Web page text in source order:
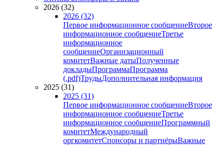
2026 (32)
2026 (32)
Первое информационное сообщениеВторое
информационное сообщениеТретье
информационное
сообщениеОрганизационный
комитетВажные датыПолученные
докладыПрограммаПрограмма
(.pdf)ТрудыДополнительная информация
2025 (31)
2025 (31)
Первое информационное сообщениеВторое
информационное сообщениеТретье
информационное сообщениеПрограммный
комитетМеждународный
оргкомитетСпонсоры и партнёрыВажные